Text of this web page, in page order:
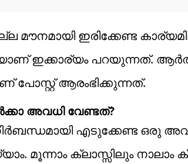
മൗനമായി ഇരിക്കേണ്ട
ഇക്കാര്യം പറയുന്നത്.
ആരംഭിക്കുന്നത്.
അവധി വേണ്ടത്?
എടുക്കേണ്ട ഒരു
മൂന്നാം ക്ലാസ്സിലും നാലാം